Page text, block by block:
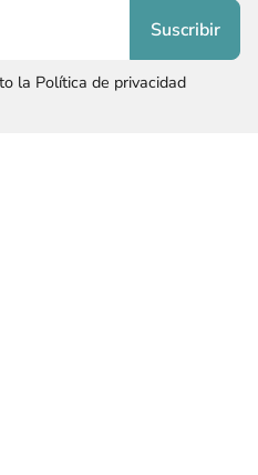
la Política de privacidad